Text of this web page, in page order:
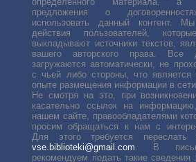
предложения о
использовать данный контент.
действия пользователей,
выкладывают источники текстов,
вашего авторского права. Все
загружаются автоматически, не
с чьей либо стороны, что
опыте размещения информации в сети
Не смотря на это, при
касательно ссылок на
нашем сайте, правообладателями
просим обращаться к нам с
Для этого требуется
vse.biblioteki@gmail.com. В
рекомендуем подать такие сведения